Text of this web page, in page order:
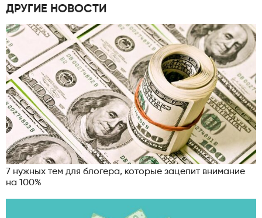
ДРУГИЕ НОВОСТИ
7 нужных тем для блогера, которые зацепит внимание
на 100%